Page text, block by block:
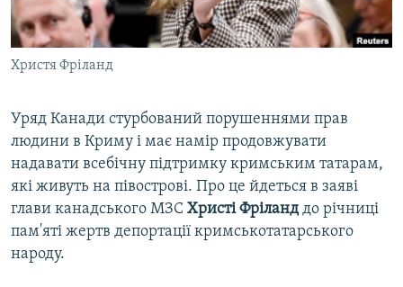
СВІДЧЕННЯ ОКУПАЦІЇ
УКРАЇНСЬКА ПРОБЛЕМА КРИМУ
ІНФОГРАФІКА
Qırımtatar
ДОЛУЧАЙСЯ!
Усі сайти RFE/RL
Христя Фріланд
Уряд Канади стурбований порушеннями прав
людини в Криму і має намір продовжувати
надавати всебічну підтримку кримським татарам,
які живуть на півострові. Про це йдеться в заяві
глави канадського МЗС Христі Фріланддо річниці
пам'яті жертв депортації кримськотатарського
народу.